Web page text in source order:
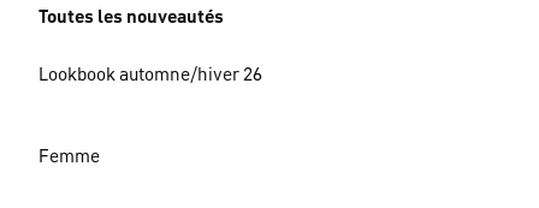
Toutes les nouveautés
Lookbook automne/hiver 26
Femme